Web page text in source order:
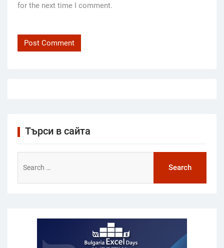
for the next time I comment.
Търси в сайта
for: